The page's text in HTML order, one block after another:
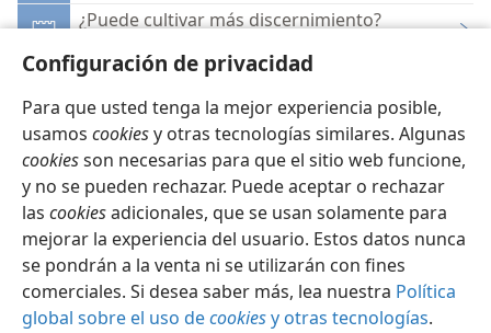
Configuración de privacidad
Para que usted tenga la mejor experiencia posible,
usamos cookiesy otras tecnologías similares. Algunas
cookiesson necesarias para que el sitio web funcione,
y no se pueden rechazar. Puede aceptar o rechazar
las cookiesadicionales, que se usan solamente para
mejorar la experiencia del usuario. Estos datos nunca
se pondrán a la venta ni se utilizarán con fines
comerciales. Si desea saber más, lea nuestra Política
global sobre el uso decookiesy otras tecnologías.
¿Puede cultivar más discernimiento?
Español Configuración
Copyright© 2026 Watch Tower Bible and Tract Society of Pennsylvania
Condiciones de uso
Política de privacidad
Configuración de privacidad
Iniciar sesión